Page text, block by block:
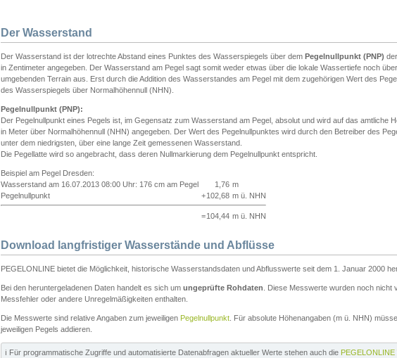
Der Wasserstand
Der Wasserstand ist der lotrechte Abstand eines Punktes des Wasserspiegels über dem Pegelnullpunkt (PNP)
in Zentimeter angegeben. Der Wasserstand am Pegel sagt somit weder etwas über die lokale Wassertiefe noch
umgebenden Terrain aus. Erst durch die Addition des Wasserstandes am Pegel mit dem zugehörigen Wert des
des Wasserspiegels über Normalhöhennull (NHN).
Pegelnullpunkt (PNP):
Der Pegelnullpunkt eines Pegels ist, im Gegensatz zum Wasserstand am Pegel, absolut und wird auf das amtliche
in Meter über Normalhöhennull (NHN) angegeben. Der Wert des Pegelnullpunktes wird durch den Betreiber des
unter dem niedrigsten, über eine lange Zeit gemessenen Wasserstand.
Die Pegellatte wird so angebracht, dass deren Nullmarkierung dem Pegelnullpunkt entspricht.
Beispiel am Pegel Dresden:
Wasserstand am 16.07.2013 08:00 Uhr: 176 cm am Pegel
1,76 m
Pegelnullpunkt
+102,68 m ü. NHN
=104,44 m ü. NHN
Download langfristiger Wasserstände und Abflüsse
PEGELONLINE bietet die Möglichkeit, historische Wasserstandsdaten und Abflusswerte seit dem 1. Januar 2000
Bei den heruntergeladenen Daten handelt es sich um ungeprüfte Rohdaten . Diese Messwerte wurden noch nicht
Messfehler oder andere Unregelmäßigkeiten enthalten.
Die Messwerte sind relative Angaben zum jeweiligen Pegelnullpunkt . Für absolute Höhenangaben (m ü. NHN)
jeweiligen Pegels addieren.
ℹ️ Für programmatische Zugriffe und automatisierte Datenabfragen aktueller Werte stehen auch die